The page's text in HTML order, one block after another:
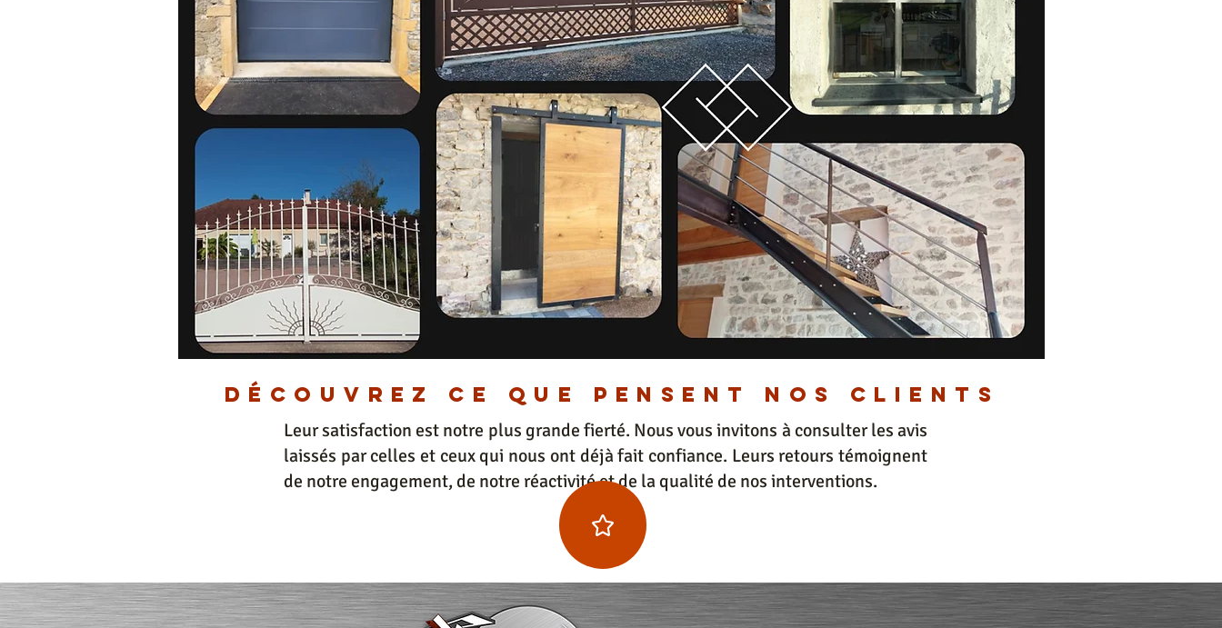
découvrez ce que pensent nos clients
Leur satisfaction est notre plus grande fierté. Nous vous invitons à consulter les avis
laissés par celles et ceux qui nous ont déjà fait confiance. Leurs retours témoignent
de notre engagement, de notre réactivité et de la qualité de nos interventions.